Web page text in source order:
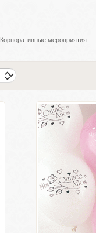
Корпоративные мероприятия